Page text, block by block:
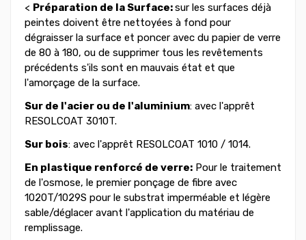
< Préparation de la Surface:sur les surfaces déjà
peintes doivent être nettoyées à fond pour
dégraisser la surface et poncer avec du papier de verre
de 80 à 180, ou de supprimer tous les revêtements
précédents s'ils sont en mauvais état et que
l'amorçage de la surface.
Sur de l'acier ou de l'aluminium: avec l'apprêt
RESOLCOAT 3010T.
Sur bois: avec l'apprêt RESOLCOAT 1010 / 1014.
En plastique renforcé de verre: Pour le traitement
de l'osmose, le premier ponçage de fibre avec
1020T/1029S pour le substrat imperméable et légère
sable/déglacer avant l'application du matériau de
remplissage.